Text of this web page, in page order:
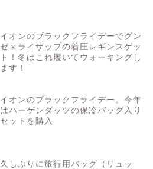
イオンのブラックフライデーでグン
ゼｘライザップの着圧レギンスゲッ
ト！冬はこれ履いてウォーキングし
ます！
イオンのブラックフライデー。今年
はハーゲンダッツの保冷バッグ入り
セットを購入
久しぶりに旅行用バッグ（リュッ